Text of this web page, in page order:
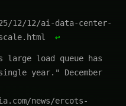
12/12/ai-data-center-
↩
large load queue has
year." December
news/ercots-